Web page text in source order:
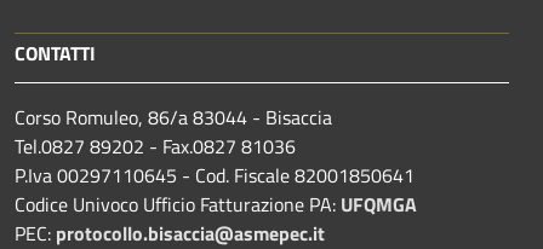
CONTATTI
Corso Romuleo, 86/a 83044 - Bisaccia
Tel.0827 89202 - Fax.0827 81036
P.Iva 00297110645 - Cod. Fiscale 82001850641
Codice Univoco Ufficio Fatturazione PA: UFQMGA
PEC: protocollo.bisaccia@asmepec.it